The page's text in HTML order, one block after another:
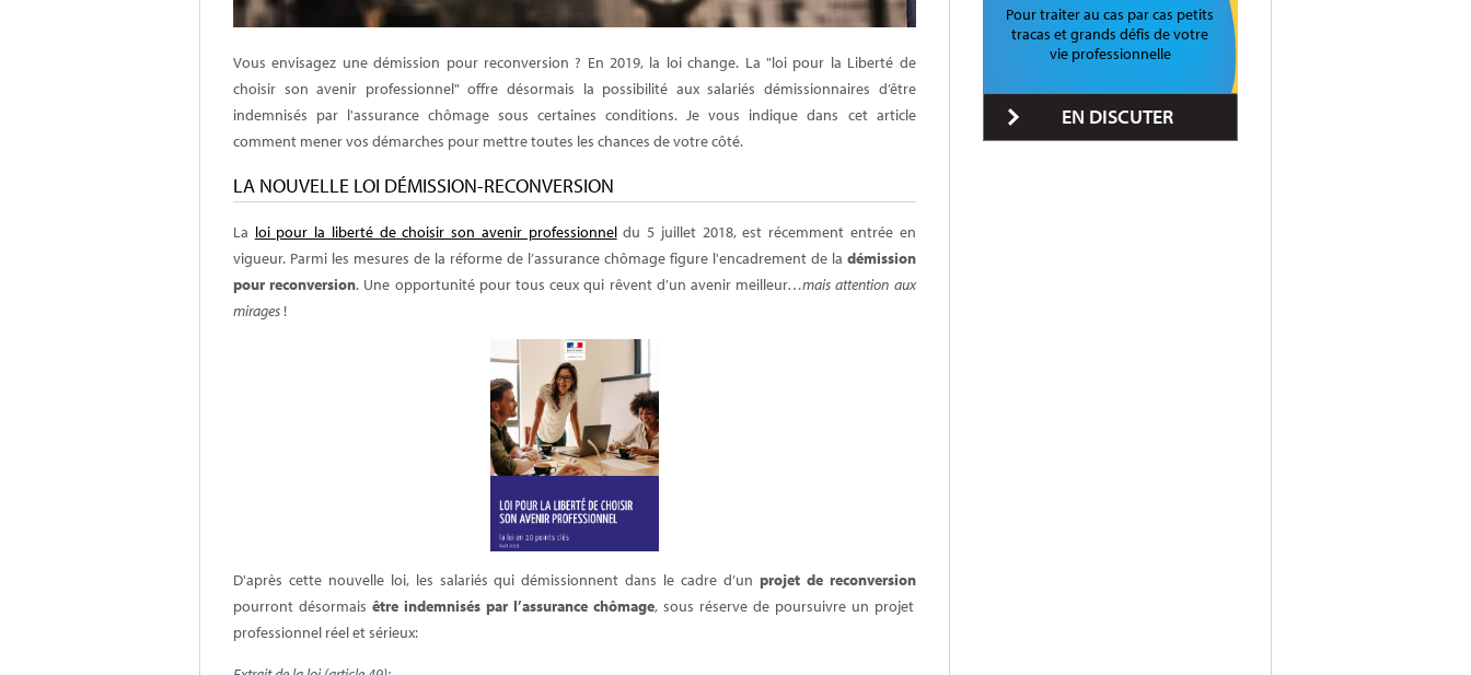
Vous envisagez une démission pour reconversion ? En 2019, la loi change. La "loi pour la Liberté de
choisir son avenir professionnel" offre désormais la possibilité aux salariés démissionnaires d’être
indemnisés par l'assurance chômage sous certaines conditions. Je vous indique dans cet article
comment mener vos démarches pour mettre toutes les chances de votre côté.
LA NOUVELLE LOI DÉMISSION-RECONVERSION
La loi pour la liberté de choisir son avenir professionneldu 5 juillet 2018, est récemment entrée en
vigueur. Parmi les mesures de la réforme de l’assurance chômage figure l'encadrement de la démission
pour reconversion. Une opportunité pour tous ceux qui rêvent d’un avenir meilleur…mais attention aux
mirages !
D'après cette nouvelle loi, les salariés qui démissionnent dans le cadre d’un projet de reconversion
pourront désormais être indemnisés par l’assurance chômage, sous réserve depoursuivre un projet
professionnel réel et sérieux:
Pour traiter au cas par cas petits
tracas et grands défis de votre
vie professionnelle
EN DISCUTER